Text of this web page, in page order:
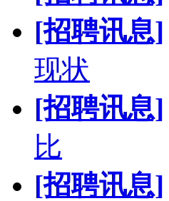
[招聘讯息]
现状
[招聘讯息]
比
[招聘讯息]